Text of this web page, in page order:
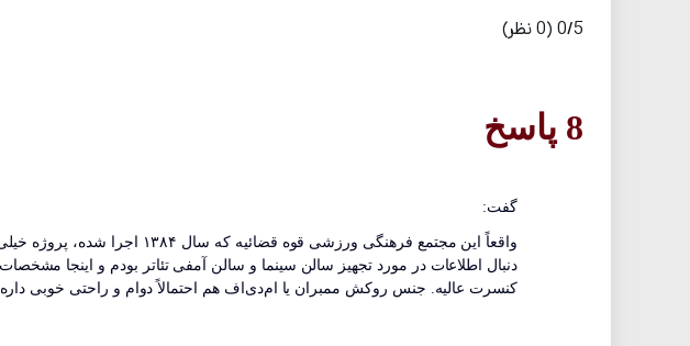
0/5 (0 نظر)
8 پاسخ
گفت:
دنبال اطلاعات در مورد تجهیز سالن سینما و سالن آمفی تئاتر بودم و اینجا
کنسرت عالیه. جنس روکش ممبران یا ام‌دی‌اف هم احتمالاً دوام و راحتی خوبی